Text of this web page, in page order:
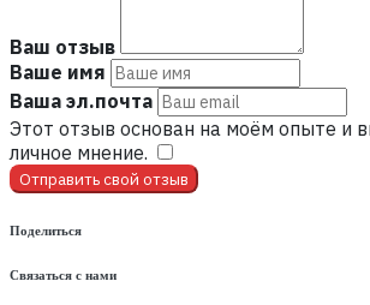
Ваш отзыв
Ваше имя
Ваша эл.почта
Этот отзыв основан на моём опыте и
личное мнение.
Отправить свой отзыв
Поделиться
Связаться с нами